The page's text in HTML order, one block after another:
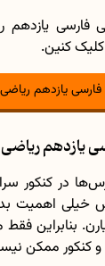
فارسی یازدهم ریاضی
یازدهم
در کنکور
خیلی اهمیت
بنابراین
و کنکور ممکن